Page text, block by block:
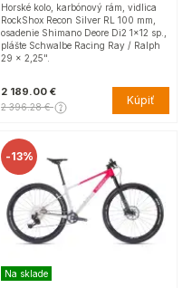
Horské kolo, karbónový rám, vidlica
RockShox Recon Silver RL 100 mm,
osadenie Shimano Deore Di2 1x12 sp.,
plášte Schwalbe Racing Ray / Ralph
29 x 2,25".
2 189.00 €
2 396.28 € Kúpiť
-13%
Na sklade